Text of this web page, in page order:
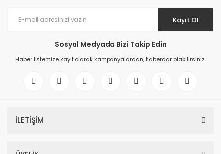
Kayıt Ol
Sosyal Medyada Bizi Takip Edin
Haber listemize kayıt olarak kampanyalardan, haberdar olabilirsiniz.
İLETİŞİM